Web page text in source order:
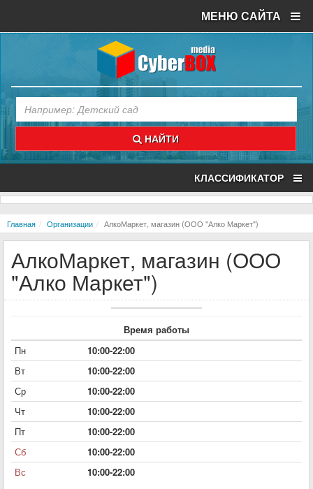
МЕНЮ САЙТА
НАЙТИ
КЛАССИФИКАТОР
Главная Организации АлкоМаркет, магазин (ООО "Алко Маркет")
АлкоМаркет, магазин (ООО
"Алко Маркет")
Время работы
Пн
10:00-22:00
Вт
10:00-22:00
Ср
10:00-22:00
Чт
10:00-22:00
Пт
10:00-22:00
Сб
10:00-22:00
Вс
10:00-22:00